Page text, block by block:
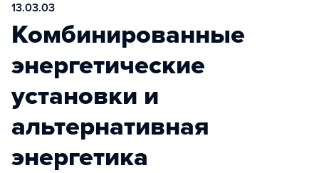
13.03.03
Комбинированные
энергетические
установки и
альтернативная
энергетика